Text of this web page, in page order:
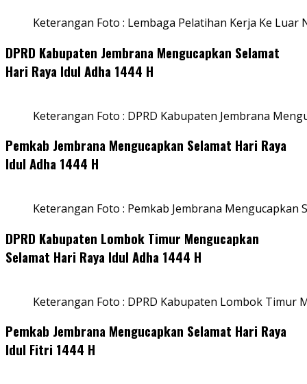
Keterangan Foto : Lembaga Pelatihan Kerja Ke Luar
DPRD Kabupaten Jembrana Mengucapkan Selamat
Hari Raya Idul Adha 1444 H
Keterangan Foto : DPRD Kabupaten Jembrana
Pemkab Jembrana Mengucapkan Selamat Hari Raya
Idul Adha 1444 H
Keterangan Foto : Pemkab Jembrana Mengucapkan
DPRD Kabupaten Lombok Timur Mengucapkan
Selamat Hari Raya Idul Adha 1444 H
Keterangan Foto : DPRD Kabupaten Lombok Timur
Pemkab Jembrana Mengucapkan Selamat Hari Raya
Idul Fitri 1444 H